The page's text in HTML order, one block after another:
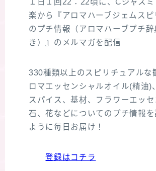
１日１回22：22頃に、Cジャス
楽から『アロマハーブジェムスピ
のプチ情報（アロマハーブプチ辞
き）』のメルマガを配信
330種類以上のスピリチュアルな
ロマエッセンシャルオイル(精油)
スパイス、基材、フラワーエッ
石、花などについてのプチ情報
ように毎日お届け！
登録はコチラ